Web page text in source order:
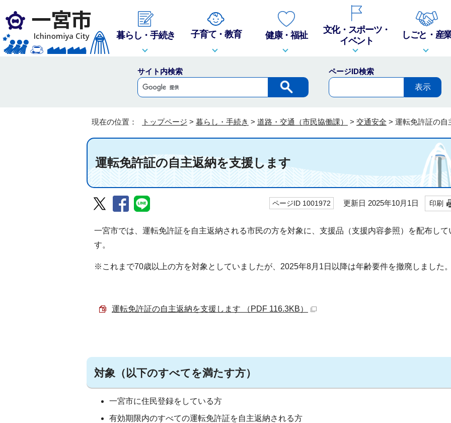
暮らし・手続き 子育て・教育 健康・福祉
文化・スポーツ・
イベント
しごと・産
サイト内検索 ページID検索
現在の位置： トップページ > 暮らし・手続き > 道路・交通（市民協働課） > 交通安全 > 運転免許証の自
運転免許証の自主返納を支援します
ページID 1001972 更新日 2025年10月1日 印刷
一宮市では、運転免許証を自主返納される市民の方を対象に、支援品（支援内容参照）を配布して
す。
※これまで70歳以上の方を対象としていましたが、2025年8月1日以降は年齢要件を撤廃しました
運転免許証の自主返納を支援します （PDF 116.3KB）
対象（以下のすべてを満たす方）
一宮市に住民登録をしている方
有効期限内のすべての運転免許証を自主返納される方